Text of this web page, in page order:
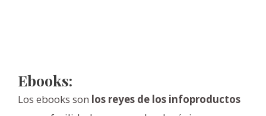
Ebooks:
Los ebooks son los reyes de los infoproductos